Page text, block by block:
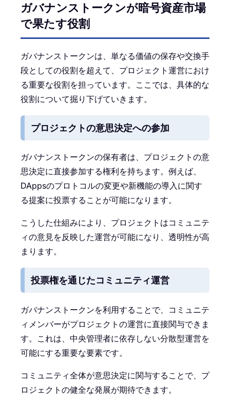
ガバナンストークンが暗号資産市場
で果たす役割
ガバナンストークンは、単なる価値の保存や交換手
段としての役割を超えて、プロジェクト運営におけ
る重要な役割を担っています。ここでは、具体的な
役割について掘り下げていきます。
プロジェクトの意思決定への参加
ガバナンストークンの保有者は、プロジェクトの意
思決定に直接参加する権利を持ちます。例えば、
DAppsのプロトコルの変更や新機能の導入に関す
る提案に投票することが可能になります。
こうした仕組みにより、プロジェクトはコミュニテ
ィの意見を反映した運営が可能になり、透明性が高
まります。
投票権を通じたコミュニティ運営
ガバナンストークンを利用することで、コミュニテ
ィメンバーがプロジェクトの運営に直接関与できま
す。これは、中央管理者に依存しない分散型運営を
可能にする重要な要素です。
コミュニティ全体が意思決定に関与することで、プ
ロジェクトの健全な発展が期待できます。